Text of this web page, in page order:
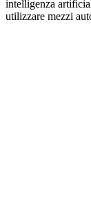
intelligenza
utilizzare mezzi